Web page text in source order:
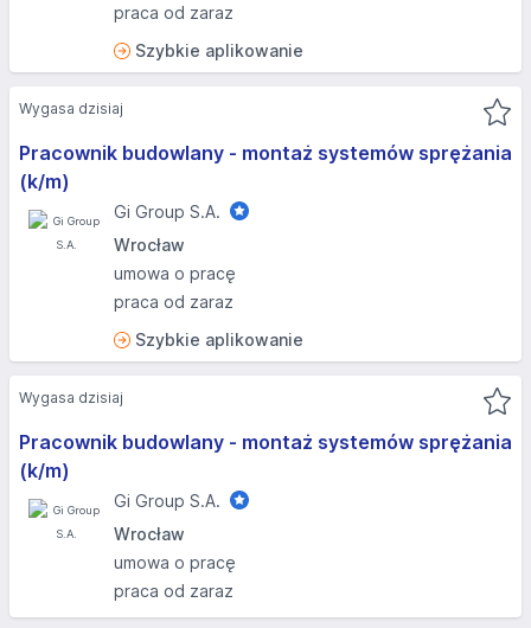
praca od zaraz
Szybkie aplikowanie
Pracownik budowlany - montaż systemów sprężania
(k/m)
Gi Group S.A.
Wrocław
umowa o pracę
praca od zaraz
Szybkie aplikowanie
Wygasa dzisiaj
Pracownik budowlany - montaż systemów sprężania
(k/m)
Gi Group S.A.
Wrocław
umowa o pracę
praca od zaraz
Wygasa dzisiaj